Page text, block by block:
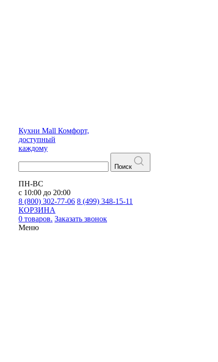
Кухни Mall Комфорт,
доступный
каждому
Поиск
ПН-ВС
с 10:00 до 20:00
8 (800) 302-77-06 8 (499) 348-15-11
КОРЗИНА
0 товаров. Заказать звонок
Меню